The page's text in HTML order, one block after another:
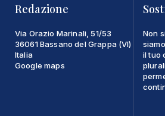
Redazione
Via Orazio Marinali, 51/53
36061 Bassano del Grappa (VI)
Italia
Google maps
Non
il tuo